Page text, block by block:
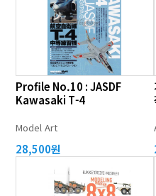
Profile No.10 : JASDF
Kawasaki T-4
Model Art
28,500원